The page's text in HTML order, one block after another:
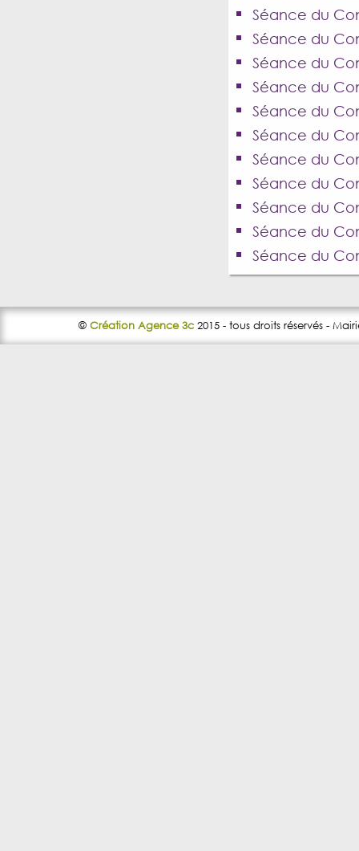
Séance du
Séance du
Séance du
Séance du
Séance du
Séance du
Séance du
Séance du
Séance du
Séance du
Séance du
© Création Agence 3c2015 - tous droits réservés -